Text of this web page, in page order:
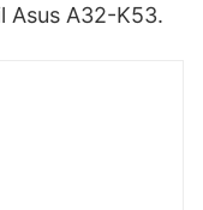
Asus A32-K53.